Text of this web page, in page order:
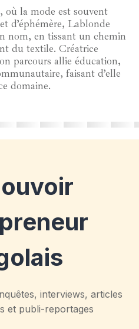
où la mode est souvent
d’éphémère, Lablonde
nom, en tissant un chemin
du textile. Créatrice
parcours allie éducation,
faisant d’elle
domaine.
interviews, articles
et publi-reportages